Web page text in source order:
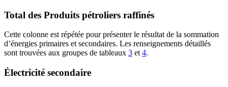
Total des Produits pétroliers raffinés
Cette colonne est répétée pour présenter le résultat de la sommation
d’énergies primaires et secondaires. Les renseignements détaillés
sont trouvées aux groupes de tableaux 3 et4.
Électricité secondaire